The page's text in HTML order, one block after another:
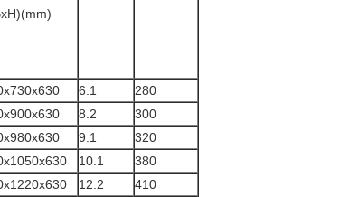
6.1
280
8.2
300
9.1
320
10.1
380
12.2
410